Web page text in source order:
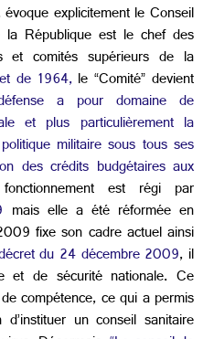
explicitement le Conseil
République est le chef des
et comités supérieurs de la
de 1964, le “Comité” devient
a pour domaine de
et plus particulièrement la
militaire sous tous ses
des crédits budgétaires aux
est régi par
mais elle a été réformée en
fixe son cadre actuel ainsi
du 24 décembre 2009, il
et de sécurité nationale. Ce
compétence, ce qui a permis
un conseil sanitaire